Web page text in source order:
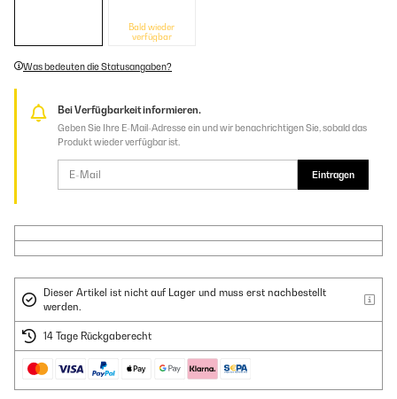
Bald wieder
verfügbar
Was bedeuten die Statusangaben?
Bei Verfügbarkeit informieren.
Geben Sie Ihre E-Mail-Adresse ein und wir benachrichtigen Sie, sobald das
Produkt wieder verfügbar ist.
Eintragen
Dieser Artikel ist nicht auf Lager und muss erst nachbestellt
werden.
14 Tage Rückgaberecht